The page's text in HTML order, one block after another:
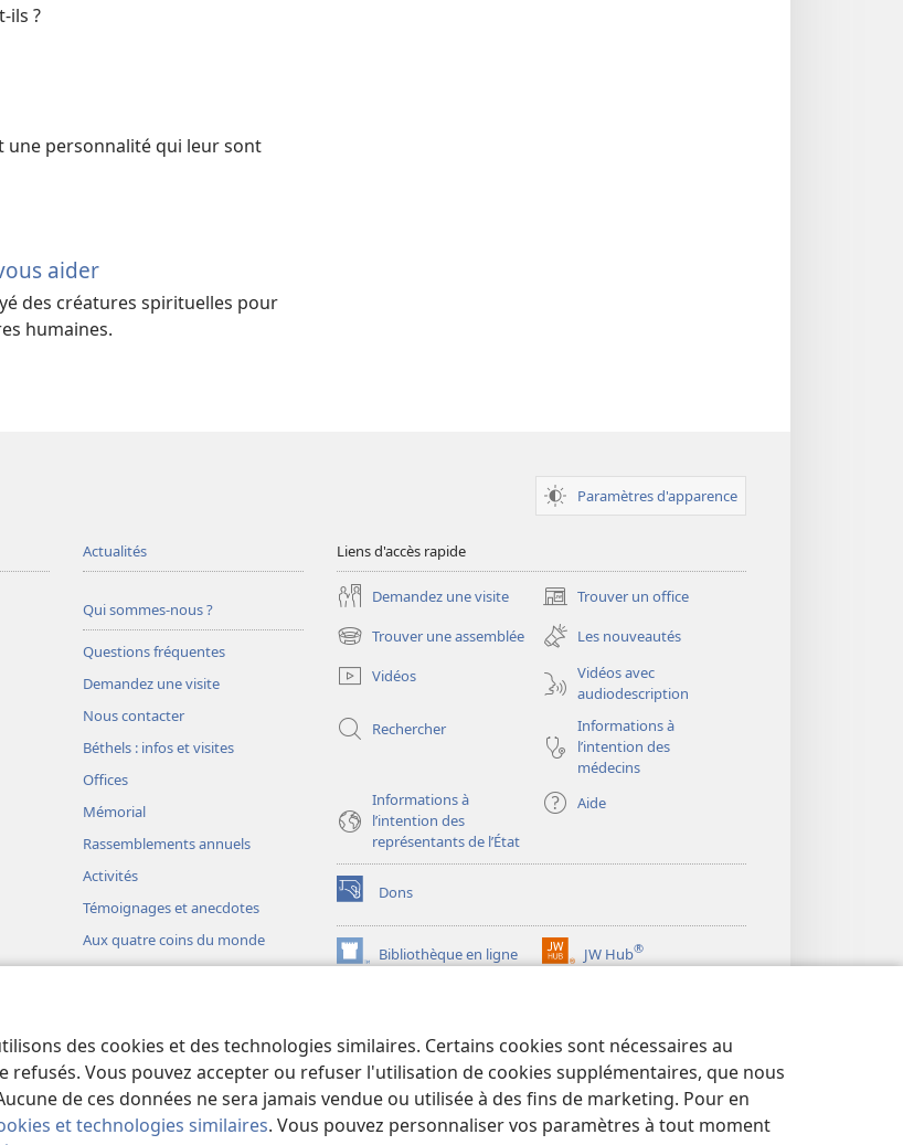
des cookies et des technologies similaires. Certains cookies sont nécessaires au
Vous pouvez accepter ou refuser l'utilisation de cookies supplémentaires, que nous
de ces données ne sera jamais vendue ou utilisée à des fins de marketing. Pour en
et technologies similaires. Vous pouvez personnaliser vos paramètres à tout moment
ils ?
une personnalité qui leur sont
aider
des créatures spirituelles pour
humaines.
Paramètres d'apparence
Actualités
Qui sommes-nous ?
Questions fréquentes
Demandez une visite
Nous contacter
Béthels : infos et visites
Offices
Mémorial
Rassemblements annuels
Activités
Témoignages et anecdotes
Aux quatre coins du monde
Liens d'accès rapide
Demandez une visite Trouver un office
(ouvre
une
nouvelle
fenêtre)
Trouver une assemblée
(ouvre
une
nouvelle
Les nouveautés
Vidéos
Vidéos avec
audiodescription
Rechercher
Informations à
l’intention des
médecins
Informations à
l’intention des
représentants de l’État
Aide
Dons
(ouvre
une
nouvelle
fenêtre)
Bibliothèque en ligne
(ouvre
JW Hub®
(ouvre